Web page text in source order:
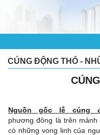
CÚNG ĐỘNG THỔ -
Nguồn gốc lễ cúng
phương đông là trên
có những vong linh của